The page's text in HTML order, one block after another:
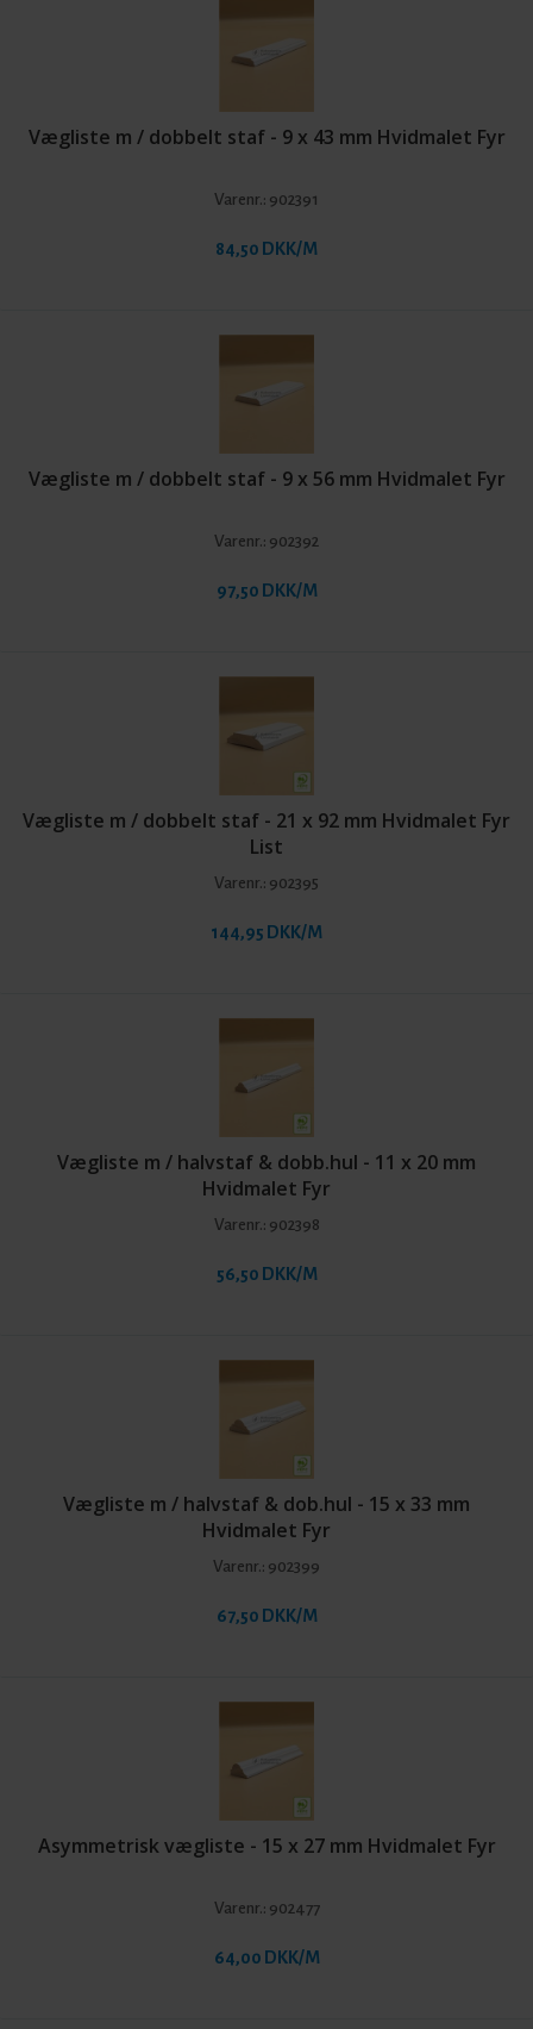
Vægliste m / dobbelt staf - 9 x 43 mm Hvidmalet Fyr
Varenr.: 902391
84,50 DKK/M
Vægliste m / dobbelt staf - 9 x 56 mm Hvidmalet Fyr
Varenr.: 902392
97,50 DKK/M
Vægliste m / dobbelt staf - 21 x 92 mm Hvidmalet Fyr
List
Varenr.: 902395
144,95 DKK/M
Vægliste m / halvstaf & dobb.hul - 11 x 20 mm
Hvidmalet Fyr
Varenr.: 902398
56,50 DKK/M
Vægliste m / halvstaf & dob.hul - 15 x 33 mm
Hvidmalet Fyr
Varenr.: 902399
67,50 DKK/M
Asymmetrisk vægliste - 15 x 27 mm Hvidmalet Fyr
Varenr.: 902477
64,00 DKK/M